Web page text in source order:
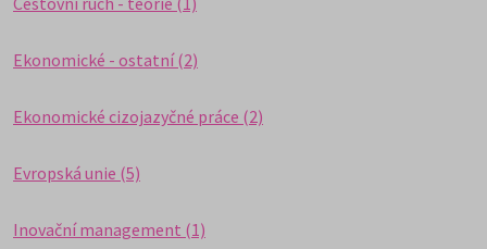
Ekonomické - ostatní (2)
Ekonomické cizojazyčné práce (2)
Evropská unie (5)
Inovační management (1)